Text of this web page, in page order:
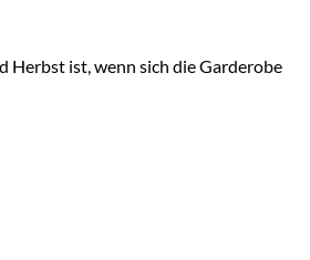
Herbst ist, wenn sich die Garderobe